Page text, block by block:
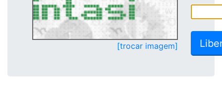
[trocar imagem]